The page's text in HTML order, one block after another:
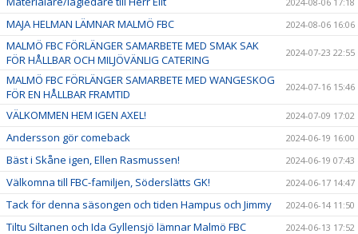
MAJA HELMAN LÄMNAR MALMÖ FBC 2024-08-06 16:06
MALMÖ FBC FÖRLÄNGER SAMARBETE MED SMAK SAK
FÖR HÅLLBAR OCH MILJÖVÄNLIG CATERING
2024-07-23 22:55
MALMÖ FBC FÖRLÄNGER SAMARBETE MED WANGESKOG
FÖR EN HÅLLBAR FRAMTID
2024-07-16 15:46
VÄLKOMMEN HEM IGEN AXEL! 2024-07-09 17:02
Andersson gör comeback 2024-06-19 16:00
Bäst i Skåne igen, Ellen Rasmussen! 2024-06-19 07:43
Välkomna till FBC-familjen, Söderslätts GK! 2024-06-17 14:47
Tack för denna säsongen och tiden Hampus och Jimmy 2024-06-14 11:50
Tiltu Siltanen och Ida Gyllensjö lämnar Malmö FBC 2024-06-13 17:52